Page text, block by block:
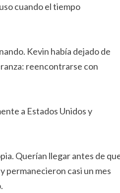
cuando el tiempo
Kevin había dejado de
reencontrarse con
a Estados Unidos y
Querían llegar antes de
permanecieron casi un mes